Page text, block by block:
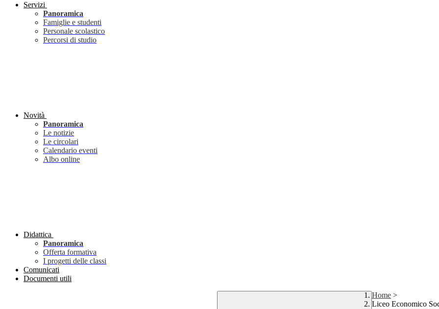
Servizi
Panoramica
Famiglie e studenti
Personale scolastico
Percorsi di studio
Novità
Panoramica
Le notizie
Le circolari
Calendario eventi
Albo online
Didattica
Panoramica
Offerta formativa
I progetti delle classi
Comunicati
Documenti utili
Home >
Liceo Economico